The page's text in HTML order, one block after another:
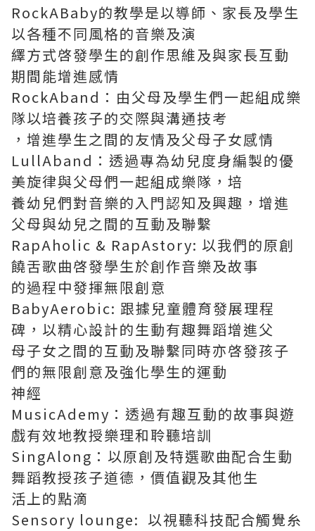
RockABaby的教學是以導師、家長及學生
以各種不同風格的音樂及演
繹方式啓發學生的創作思維及與家長互動
期間能增進感情
RockAband：由父母及學生們一起組成樂
隊以培養孩子的交際與溝通技考
，增進學生之間的友情及父母子女感情
LullAband：透過專為幼兒度身編製的優
美旋律與父母們一起組成樂隊，培
養幼兒們對音樂的入門認知及興趣，增進
父母與幼兒之間的互動及聯繫
RapAholic & RapAstory: 以我們的原創
饒舌歌曲啓發學生於創作音樂及故事
的過程中發揮無限創意
BabyAerobic: 跟據兒童體育發展理程
碑，以精心設計的生動有趣舞蹈增進父
母子女之間的互動及聯繫同時亦啓發孩子
們的無限創意及強化學生的運動
神經
MusicAdemy：透過有趣互動的故事與遊
戲有效地教授樂理和聆聽培訓
SingAlong：以原創及特選歌曲配合生動
舞蹈教授孩子道德，價值觀及其他生
活上的點滴
Sensory lounge: 以視聽科技配合觸覺糸